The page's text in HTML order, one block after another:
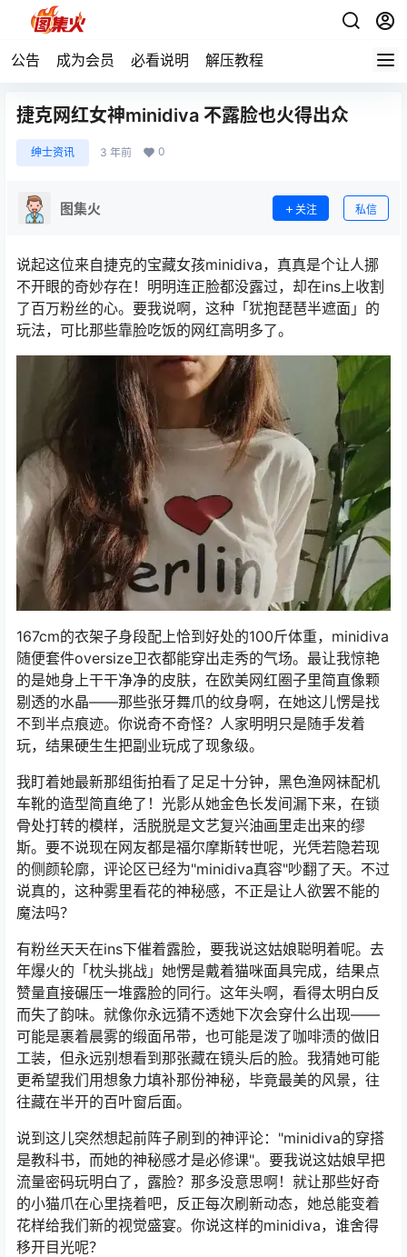
公告 成为会员 必看说明 解压教程
捷克网红女神minidiva 不露脸也火得出众
绅士资讯 3 年前 0
图集火 关注 私信
说起这位来自捷克的宝藏女孩minidiva，真真是个让人挪
不开眼的奇妙存在！明明连正脸都没露过，却在ins上收割
了百万粉丝的心。要我说啊，这种「犹抱琵琶半遮面」的
玩法，可比那些靠脸吃饭的网红高明多了。
167cm的衣架子身段配上恰到好处的100斤体重，minidiva
随便套件oversize卫衣都能穿出走秀的气场。最让我惊艳
的是她身上干干净净的皮肤，在欧美网红圈子里简直像颗
剔透的水晶——那些张牙舞爪的纹身啊，在她这儿愣是找
不到半点痕迹。你说奇不奇怪？人家明明只是随手发着
玩，结果硬生生把副业玩成了现象级。
我盯着她最新那组街拍看了足足十分钟，黑色渔网袜配机
车靴的造型简直绝了！光影从她金色长发间漏下来，在锁
骨处打转的模样，活脱脱是文艺复兴油画里走出来的缪
斯。要不说现在网友都是福尔摩斯转世呢，光凭若隐若现
的侧颜轮廓，评论区已经为"minidiva真容"吵翻了天。不过
说真的，这种雾里看花的神秘感，不正是让人欲罢不能的
魔法吗？
有粉丝天天在ins下催着露脸，要我说这姑娘聪明着呢。去
年爆火的「枕头挑战」她愣是戴着猫咪面具完成，结果点
赞量直接碾压一堆露脸的同行。这年头啊，看得太明白反
而失了韵味。就像你永远猜不透她下次会穿什么出现——
可能是裹着晨雾的缎面吊带，也可能是泼了咖啡渍的做旧
工装，但永远别想看到那张藏在镜头后的脸。我猜她可能
更希望我们用想象力填补那份神秘，毕竟最美的风景，往
往藏在半开的百叶窗后面。
说到这儿突然想起前阵子刷到的神评论："minidiva的穿搭
是教科书，而她的神秘感才是必修课"。要我说这姑娘早把
流量密码玩明白了，露脸？那多没意思啊！就让那些好奇
的小猫爪在心里挠着吧，反正每次刷新动态，她总能变着
花样给我们新的视觉盛宴。你说这样的minidiva，谁舍得
移开目光呢？